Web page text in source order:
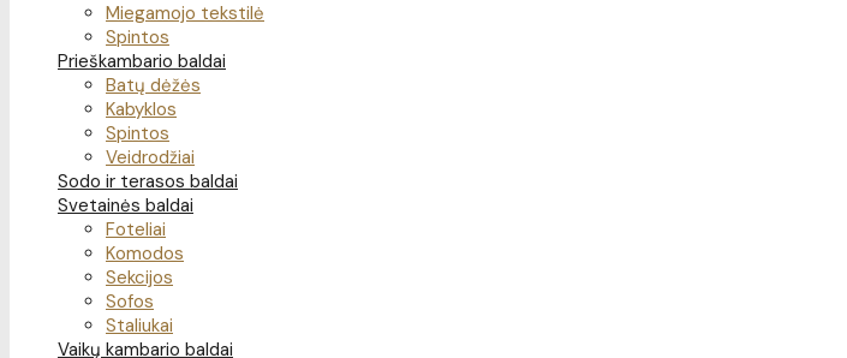
Miegamojo tekstilė
Spintos
Prieškambario baldai
Batų dėžės
Kabyklos
Spintos
Veidrodžiai
Sodo ir terasos baldai
Svetainės baldai
Foteliai
Komodos
Sekcijos
Sofos
Staliukai
Vaikų kambario baldai